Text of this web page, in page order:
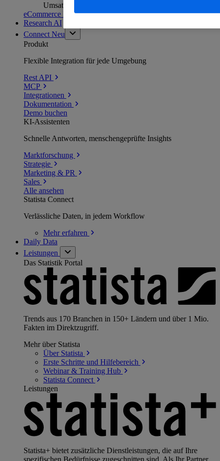
Umsatzanalysen und -prognosen
eCommerce Insights entdecken
Research AI
Connect Neu
Produkt
Flexible Integration für jede Umgebung
Rest API
MCP
Integrationen
Dokumentation
Demo buchen
KI-Assistenten
Schnelle Antworten, menschengeprüfte Insights
Marktforschung
Strategie
Marketing & PR
Sales
Alle ansehen
Statista Connect
Verlässliche Daten, in jedem Workflow
Mehrerfahren
Daily Data
Leistungen
Das Statistik Portal
Trends aus 170 Branchen in 150+ Ländern und über 1 Mio.
Fakten im Direktzugriff.
Mehr über Statista
Über Statista
Erste Schritte und Hilfebereich
Webinar & Training Hub
Statista Connect
Leistungen
Statista+ bietet zusätzliche Dienstleistungen, die auf Ihre
spezifischen Bedürfnisse zugeschnitten sind. Als Ihr Partner